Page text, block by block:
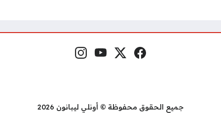
Social Links Facebook
x.com
YouTube
Instagram
جميع الحقوق محفوظة © أونلي ليبانون 2026